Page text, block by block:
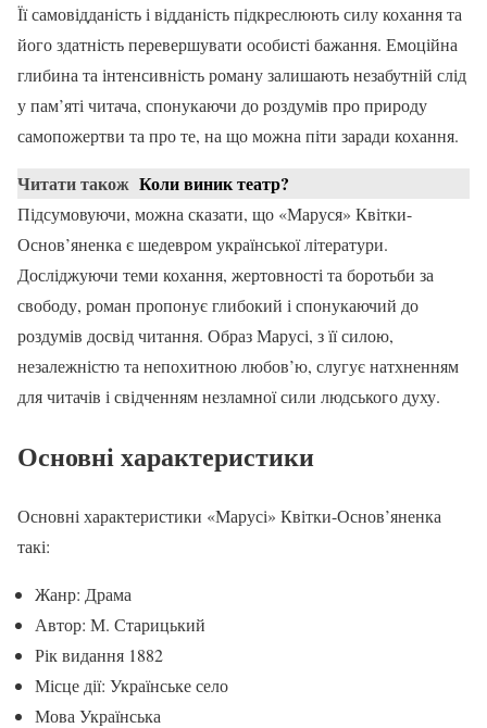
Її самовідданість і відданість підкреслюють силу кохання та
його здатність перевершувати особисті бажання. Емоційна
глибина та інтенсивність роману залишають незабутній слід
у пам’яті читача, спонукаючи до роздумів про природу
самопожертви та про те, на що можна піти заради кохання.
Читати також Коли виник театр?
Підсумовуючи, можна сказати, що «Маруся» Квітки-
Основ’яненка є шедевром української літератури.
Досліджуючи теми кохання, жертовності та боротьби за
свободу, роман пропонує глибокий і спонукаючий до
роздумів досвід читання. Образ Марусі, з її силою,
незалежністю та непохитною любов’ю, слугує натхненням
для читачів і свідченням незламної сили людського духу.
Основні характеристики
Основні характеристики «Марусі» Квітки-Основ’яненка
такі:
Жанр: Драма
Автор: М. Старицький
Рік видання 1882
Місце дії: Українське село
Мова Українська